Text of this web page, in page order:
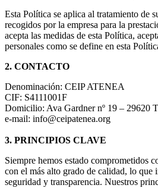
Esta Política se aplica al tratamiento de
recogidos por la empresa para la
acepta las medidas de esta Política,
personales como se define en esta
2. CONTACTO
Denominación: CEIP ATENEA
CIF: S4111001F
Domicilio: Ava Gardner nº 19 – 29620
e-mail: info@ceipatenea.org
3. PRINCIPIOS CLAVE
Siempre hemos estado comprometidos
con el más alto grado de calidad, lo que
seguridad y transparencia. Nuestros